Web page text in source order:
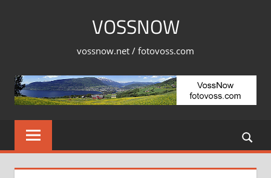
VOSSNOW
vossnow.net / fotovoss.com